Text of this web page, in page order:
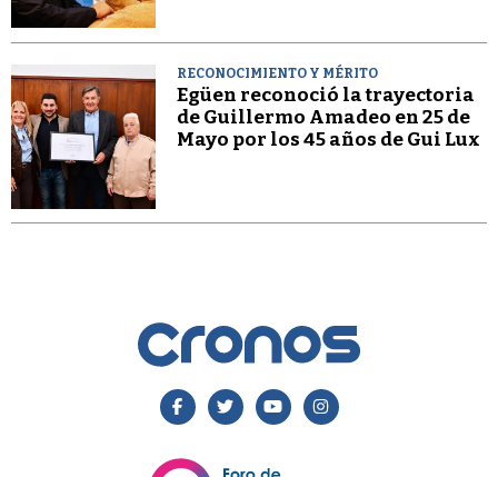
RECONOCIMIENTO Y MÉRITO
Egüen reconoció la trayectoria
de Guillermo Amadeo en 25 de
Mayo por los 45 años de Gui Lux